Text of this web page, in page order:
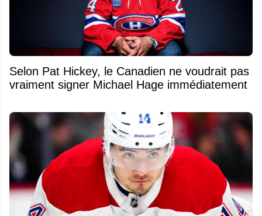
Selon Pat Hickey, le Canadien ne voudrait pas
vraiment signer Michael Hage immédiatement